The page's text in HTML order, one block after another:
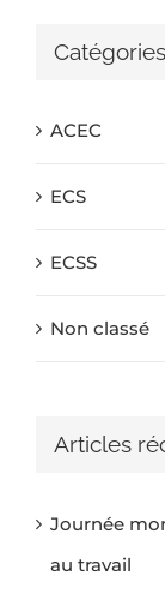
Catégories
ACEC
ECS
ECSS
Non classé
Articles
Journée
au travail